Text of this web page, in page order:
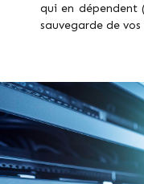
qui en dépendent
sauvegarde de